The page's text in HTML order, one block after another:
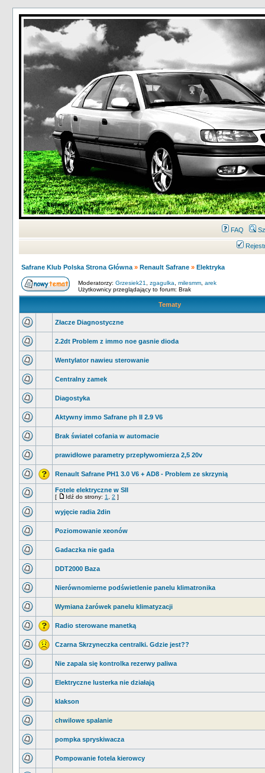
FAQ
Safrane Klub Polska Strona Główna » Renault Safrane » Elektryka
Moderatorzy: Grzesiek21 zgagulka milesmm arek
Użytkownicy przeglądający to forum: Brak
Tematy
Złacze Diagnostyczne
2.2dt Problem z immo noe gasnie dioda
Wentylator nawieu sterowanie
Centralny zamek
Diagostyka
Aktywny immo Safrane ph II 2.9 V6
Brak świateł cofania w automacie
prawidłowe parametry przepływomierza 2,5 20v
Renault Safrane PH1 3.0 V6 + AD8 - Problem ze skrzynią
Fotele elektryczne w SII
[ Idź do strony: 1 2 ]
wyjęcie radia 2din
Poziomowanie xeonów
Gadaczka nie gada
DDT2000 Baza
Nierównomierne podświetlenie panelu klimatronika
Wymiana żarówek panelu klimatyzacji
Radio sterowane manetką
Czarna Skrzyneczka centralki. Gdzie jest??
Nie zapala się kontrolka rezerwy paliwa
Elektryczne lusterka nie działają
klakson
chwilowe spalanie
pompka spryskiwacza
Pompowanie fotela kierowcy